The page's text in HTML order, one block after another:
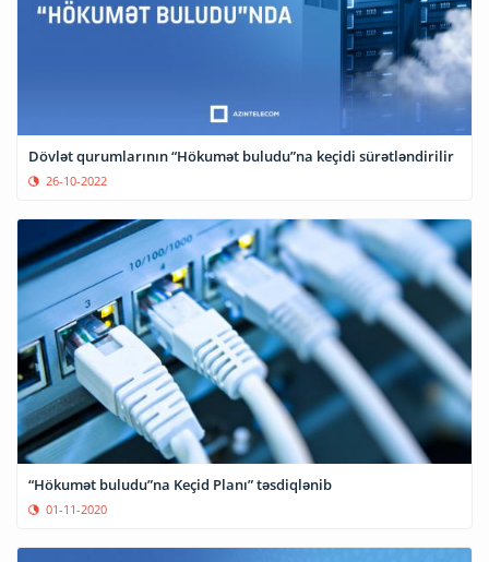
Dövlət qurumlarının “Hökumət buludu”na keçidi sürətləndirilir
26-10-2022
“Hökumət buludu”na Keçid Planı” təsdiqlənib
01-11-2020